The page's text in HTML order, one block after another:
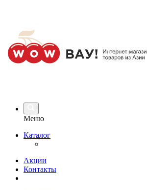
Меню
Каталог
Акции
Контакты